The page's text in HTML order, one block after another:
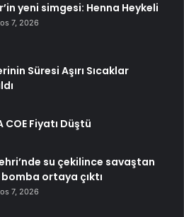
yeni simgesi: Henna Heykeli
7, 2026
Süresi Aşırı Sıcaklar
Fiyatı Düştü
su çekilince savaştan
ortaya çıktı
7, 2026